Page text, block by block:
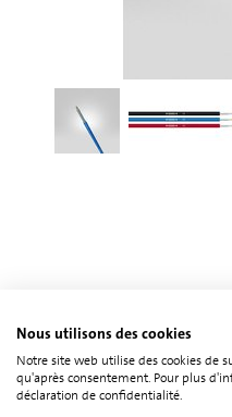
Nous utilisons des cookies
Notre site web utilise des cookies de
qu'après consentement. Pour plus
déclaration de confidentialité.